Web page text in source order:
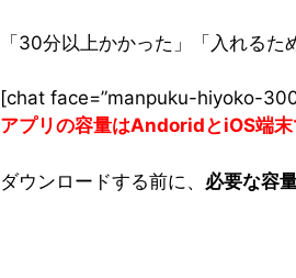
「30分以上かかった」「入れる
[chat face=”manpuku-hiyoko-
アプリの容量はAndoridとiOS端末
ダウンロードする前に、 必要な容